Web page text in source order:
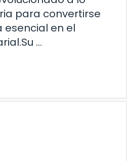
para convertirse
esencial en el
…